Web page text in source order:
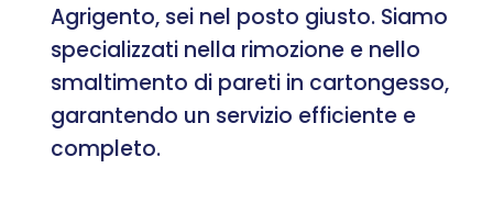
Agrigento, sei nel posto giusto. Siamo
specializzati nella rimozione e nello
smaltimento di pareti in cartongesso,
garantendo un servizio efficiente e
completo.